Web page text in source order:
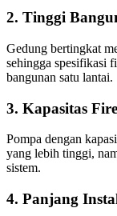
2. Tinggi
Gedung bertingkat
sehingga spesifikasi
bangunan satu lantai.
3. Kapasitas
Pompa dengan
yang lebih tinggi,
sistem.
4. Panjang